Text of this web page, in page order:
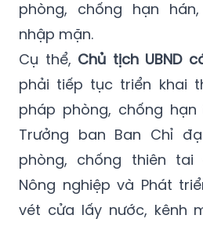
Kế hoạch và Đầu tư tập
khai ngay một số
phòng, chống hạn
nhập mặn.
Cụ thể,Chủ tịch UBND
phải tiếp tục triển khai
pháp phòng, chống
Trưởng ban Ban Chỉ
phòng, chống thiên